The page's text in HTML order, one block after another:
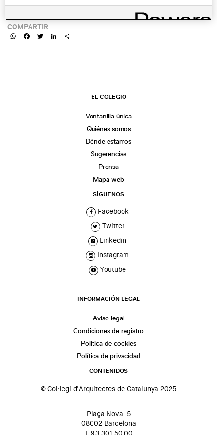
COMPARTIR
WhatsAppFacebookTwitterLinkedIn
EL COLEGIO
Ventanilla única
Quiénes somos
Dónde estamos
Sugerencias
Prensa
Mapa web
SÍGUENOS
Facebook
Twitter
Linkedin
Instagram
Youtube
INFORMACIÓN LEGAL
Aviso legal
Condiciones de registro
Política de cookies
Política de privacidad
CONTENIDOS
© Col·legi d'Arquitectes de Catalunya 2025
Plaça Nova, 5
08002 Barcelona
T 93 301 50 00